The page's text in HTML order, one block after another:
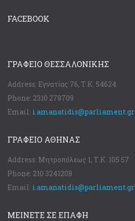
FACEBOOK
ΓΡΑΦΕΊΟ ΘΕΣΣΑΛΟΝΊΚΗΣ
Address: Εγνατίας 76, Τ.Κ. 54624
Phone: 2310 278709
Email: i.amanatidis@parliament.gr
ΓΡΑΦΕΊΟ ΑΘΉΝΑΣ
Address: Μητροπόλεως 1, Τ.Κ. 105 57
Phone: 210 3241208
Email: i.amanatidis@parliament.gr
ΜΕΙΝΕΤΕ ΣΕ ΕΠΑΦΗ